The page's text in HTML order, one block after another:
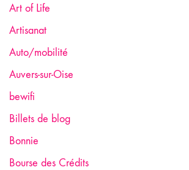
Art of Life
Artisanat
Auto/mobilité
Auvers-sur-Oise
bewifi
Billets de blog
Bonnie
Bourse des Crédits